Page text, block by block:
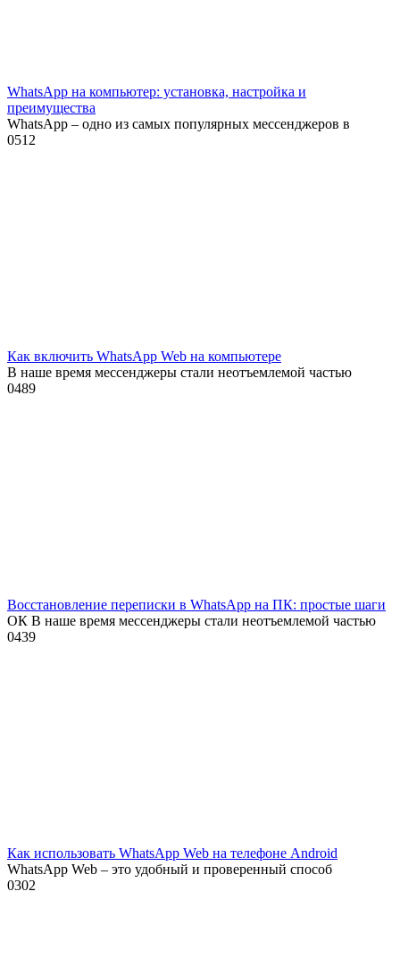
WhatsApp на компьютер: установка, настройка и
преимущества
WhatsApp – одно из самых популярных мессенджеров в
0512
Как включить WhatsApp Web на компьютере
В наше время мессенджеры стали неотъемлемой частью
0489
Восстановление переписки в WhatsApp на ПК: простые шаги
ОК В наше время мессенджеры стали неотъемлемой частью
0439
Как использовать WhatsApp Web на телефоне Android
WhatsApp Web – это удобный и проверенный способ
0302